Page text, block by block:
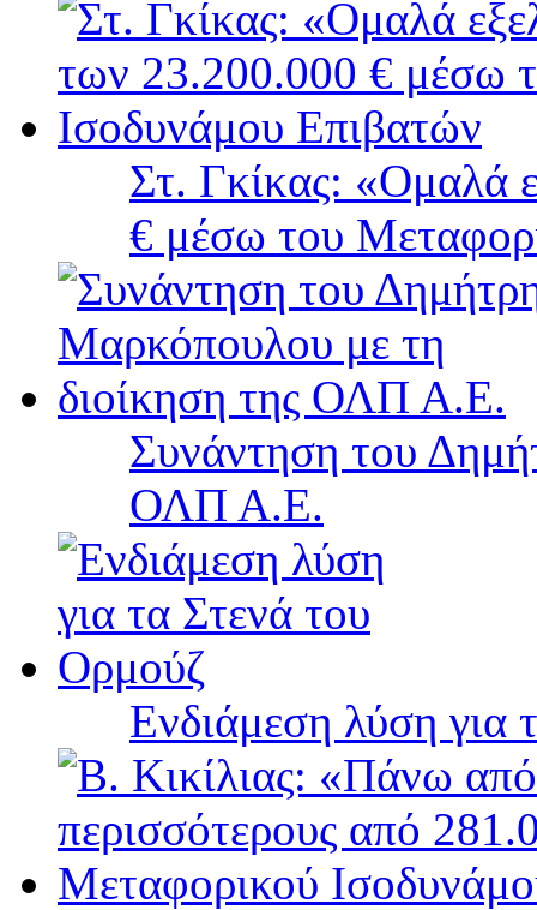
Στ. Γκίκας: «Ομαλά
€ μέσω του
Συνάντηση του
ΟΛΠ Α.Ε.
Ενδιάμεση λύση για